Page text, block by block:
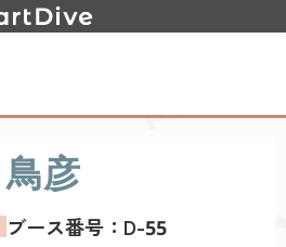
鳥彦
ブース番号： D-55